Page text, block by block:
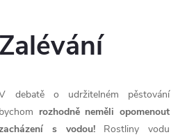
Zalévání
debatě o udržitelném pěstování
bychom rozhodně neměli opomenout
s vodou!Rostliny vodu